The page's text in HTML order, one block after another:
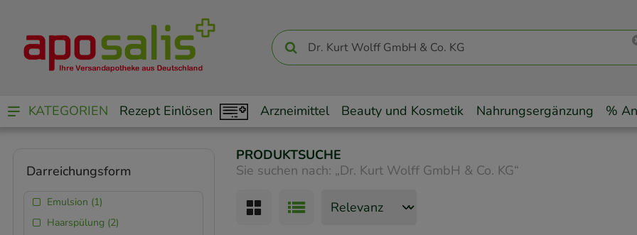
KATEGORIEN Rezept Einlösen Arzneimittel Beauty und Kosmetik Nahrungsergänzung %
PRODUKTSUCHE
Sie suchen nach: „Dr. Kurt Wolff GmbH & Co. KG“
Darreichungsform
Emulsion (1)
Haarspülung (2)